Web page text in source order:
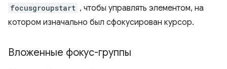
focusgroupstart , чтобы управлять элементом, на
котором изначально был сфокусирован курсор.
Вложенные фокус-группы